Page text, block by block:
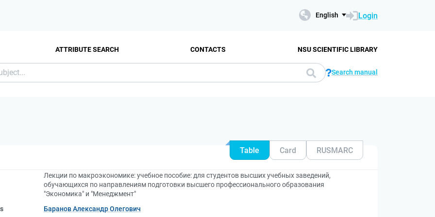
English Login
ATTRIBUTE SEARCH CONTACTS NSU SCIENTIFIC LIBRARY
Search manual
Table Card RUSMARC
Лекции по макроэкономике: учебное пособие: для студентов высших учебных заведений,
обучающихся по направлениям подготовки высшего профессионального образования
"Экономика" и "Менеджмент"
Баранов Александр Олегович